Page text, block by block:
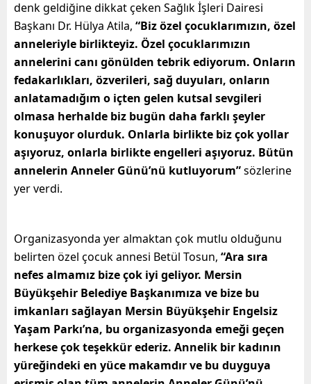
denk geldiğine dikkat çeken Sağlık İşleri Dairesi
Başkanı Dr. Hülya Atila, “Biz özel çocuklarımızın, özel
anneleriyle birlikteyiz. Özel çocuklarımızın
annelerini canı gönülden tebrik ediyorum. Onların
fedakarlıkları, özverileri, sağ duyuları, onların
anlatamadığım o içten gelen kutsal sevgileri
olmasa herhalde biz bugün daha farklı şeyler
konuşuyor olurduk. Onlarla birlikte biz çok yollar
aşıyoruz, onlarla birlikte engelleri aşıyoruz. Bütün
annelerin Anneler Günü’nü kutluyorum”sözlerine
yer verdi.
Organizasyonda yer almaktan çok mutlu olduğunu
belirten özel çocuk annesi Betül Tosun, “Ara sıra
nefes almamız bize çok iyi geliyor. Mersin
Büyükşehir Belediye Başkanımıza ve bize bu
imkanları sağlayan Mersin Büyükşehir Engelsiz
Yaşam Parkı’na, bu organizasyonda emeği geçen
herkese çok teşekkür ederiz. Annelik bir kadının
yüreğindeki en yüce makamdır ve bu duyguya